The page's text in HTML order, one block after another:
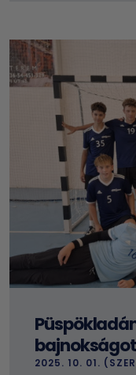
bajnokságot
2025. 10. 01.